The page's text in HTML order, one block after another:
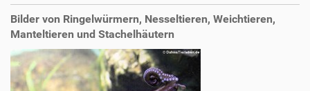
Bilder von Ringelwürmern, Nesseltieren, Weichtieren,
Manteltieren und Stachelhäutern